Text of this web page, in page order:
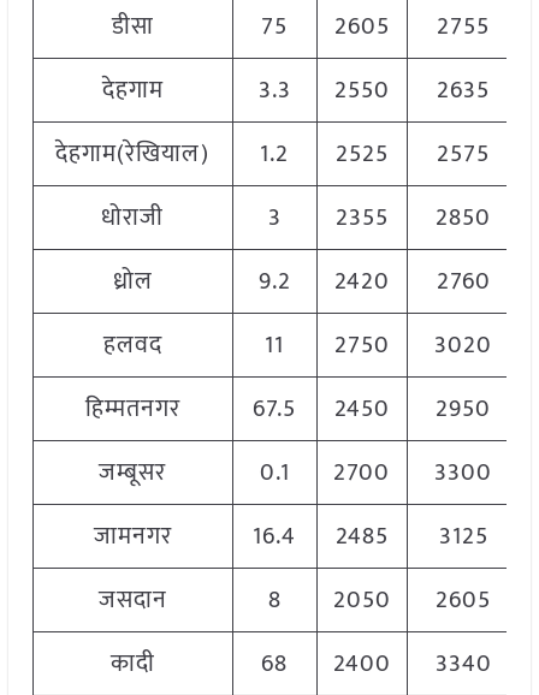
डीसा
75 2605 2755
देहगाम
3.3 2550 2635
देहगाम(रेखियाल)
1.2 2525 2575
धोराजी
3 2355 2850
ध्रोल
9.2 2420 2760
हलवद
11 2750 3020
हिम्मतनगर
67.5 2450 2950
जम्बूसर
0.1 2700 3300
जामनगर
16.4 2485 3125
जसदान
8 2050 2605
कादी
68 2400 3340